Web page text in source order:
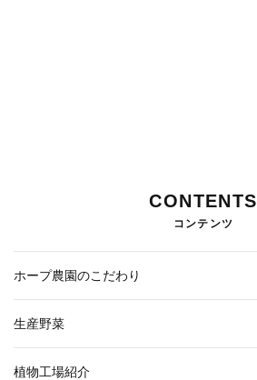
CONTENTS
コンテンツ
ホープ農園のこだわり
生産野菜
植物工場紹介